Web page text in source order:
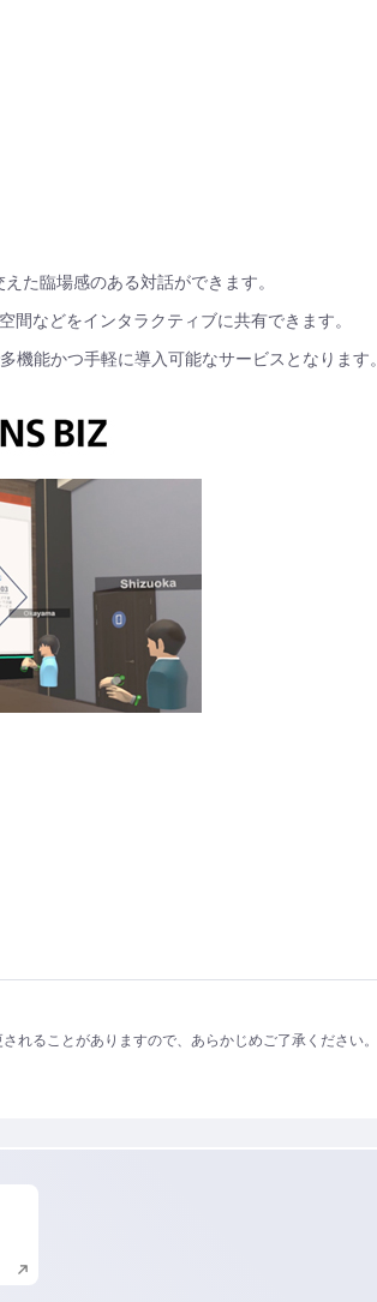
た臨場感のある対話ができます。
などをインタラクティブに共有できます。
能かつ手軽に導入可能なサービスとなります。
ることがありますので、あらかじめご了承ください。
ドウで開く